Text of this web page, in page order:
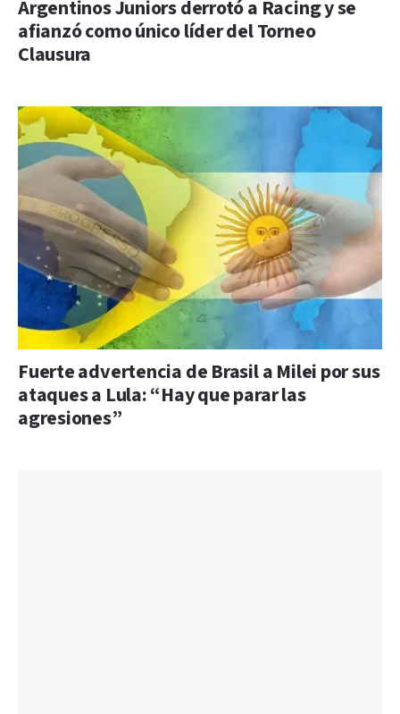
Argentinos Juniors derrotó a Racing y se
afianzó como único líder del Torneo
Clausura
Fuerte advertencia de Brasil a Milei por sus
ataques a Lula: “Hay que parar las
agresiones”